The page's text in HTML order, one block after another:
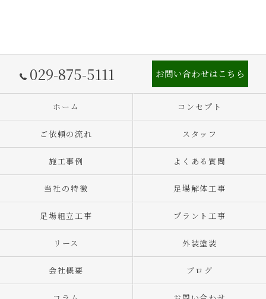
029-875-5111 お問い合わせはこちら
ホーム コンセプト
ご依頼の流れ スタッフ
施工事例 よくある質問
当社の特徴 足場解体工事
足場組立工事 プラント工事
リース 外装塗装
会社概要 ブログ